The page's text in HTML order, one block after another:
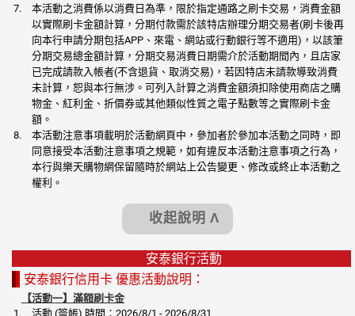
本活動之消費係以消費日為準，限於指定通路之刷卡交易，消費金額
以實際刷卡金額計算，分期付款需於該特店辦理分期交易者(刷卡後再
向本行申請分期包括APP、來電、網站或行動銀行等不適用)，以該筆
分期交易總金額計算，分期交易消費日期需介於活動期間內，且店家
已完成請款入帳者(不含退貨、取消交易)，若因特店未請款導致消費
未計算，恕與本行無涉。可列入計算之消費金額須扣除使用商店之購
物金、紅利金、折價券或其他類似性質之電子點數等之實際刷卡金
額。
本活動注意事項載明於活動網頁中，參加者於參加本活動之同時，即
同意接受本活動注意事項之規範，如有違反本活動注意事項之行為，
本行與樂天購物網保留隨時於網站上公告變更、修改或終止本活動之
權利。
收起說明 Λ
安泰銀行活動
安泰銀行信用卡 優惠活動說明：
【活動一】滿額刷卡金
活動 (簽帳) 時間：2026/8/1 - 2026/8/31